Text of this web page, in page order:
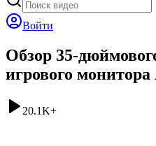
Войти
Обзор 35-
игрового
20.1K+